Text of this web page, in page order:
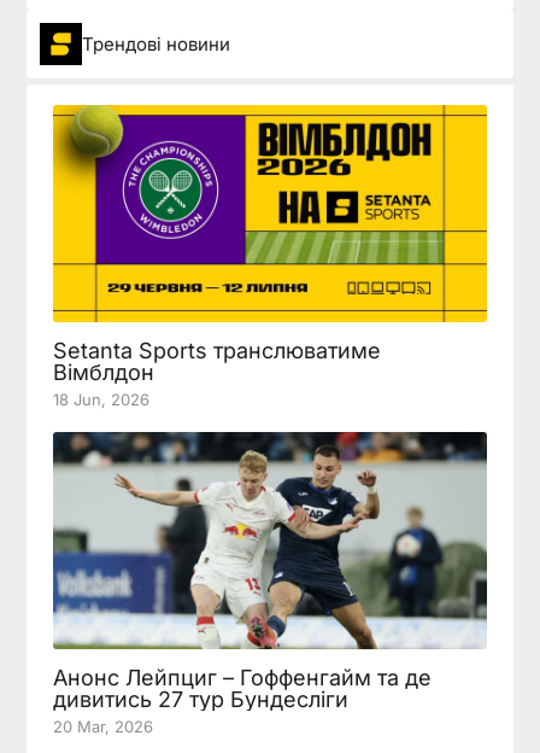
Трендові новини
Setanta Sports транслюватиме
Вімблдон
18 Jun, 2026
Анонс Лейпциг – Гоффенгайм та де
дивитись 27 тур Бундесліги
20 Mar, 2026